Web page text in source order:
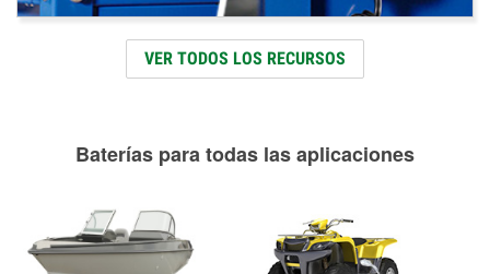
VER TODOS LOS RECURSOS
Baterías para todas las aplicaciones